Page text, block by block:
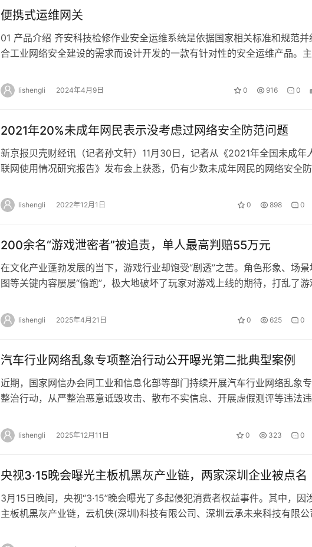
便携式运维网关
01 产品介绍 齐安科技检修作业安全运维系统是依据国家相关标准和规范并
合工业网络安全建设的需求而设计开发的一款有针对性的安全运维产品。
lishengli 2024年4月9日 0 916 0
2021年20%未成年网民表示没考虑过网络安全防范问题
新京报贝壳财经讯（记者孙文轩）11月30日，记者从《2021年全国未成年
联网使用情况研究报告》发布会上获悉，仍有少数未成年网民的网络安全
lishengli 2022年12月1日 0 898 0
200余名“游戏泄密者”被追责，单人最高判赔55万元
在文化产业蓬勃发展的当下，游戏行业却饱受“剧透”之苦。角色形象、场景
图等关键内容屡屡“偷跑”，极大地破坏了玩家对游戏上线的期待，打乱了游
lishengli 2025年4月21日 0 625 0
汽车行业网络乱象专项整治行动公开曝光第二批典型案例
近期，国家网信办会同工业和信息化部等部门持续开展汽车行业网络乱象
整治行动，从严整治恶意诋毁攻击、散布不实信息、开展虚假测评等违法
lishengli 2025年12月11日 0 323 0
央视3·15晚会曝光主板机黑灰产业链，两家深圳企业被点名
3月15日晚间，央视“3·15”晚会曝光了多起侵犯消费者权益事件。其中，因
主板机黑灰产业链，云机侠(深圳)科技有限公司、深圳云承未来科技有限